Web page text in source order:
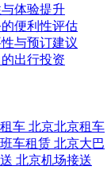
体验提升
便利性评估
与预订建议
出行投资
车 北京北京租车
车租赁 北京大巴
北京机场接送